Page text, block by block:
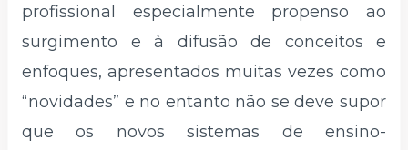
profissional especialmente propenso ao
surgimento e à difusão de conceitos e
enfoques, apresentados muitas vezes como
“novidades” e no entanto não se deve supor
que os novos sistemas de ensino-